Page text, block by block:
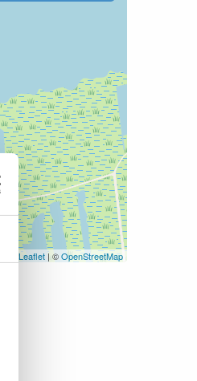
Leaflet| ©OpenStreetMap